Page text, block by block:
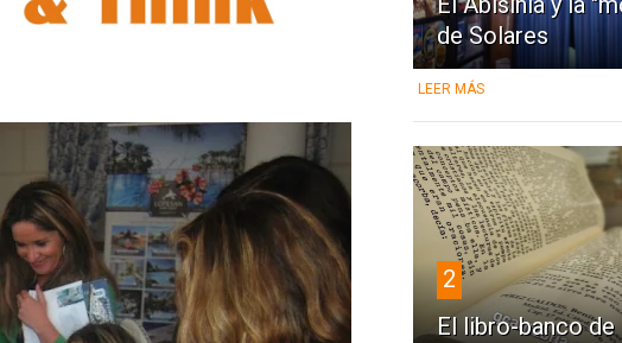
de Solares
LEER MÁS
2
El libro-banco de